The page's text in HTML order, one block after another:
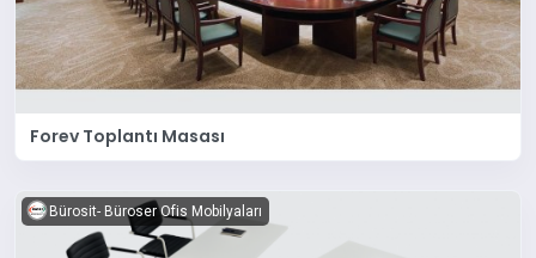
Forev Toplantı Masası
Bürosit- Büroser Ofis Mobilyaları